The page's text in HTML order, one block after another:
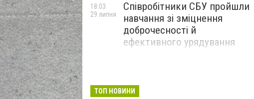
Співробітники СБУ пройшли
навчання зі зміцнення
доброчесності й
ефективного урядування
18:03
29 липня
війська: у CENTCOM
ТОП НОВИНИ